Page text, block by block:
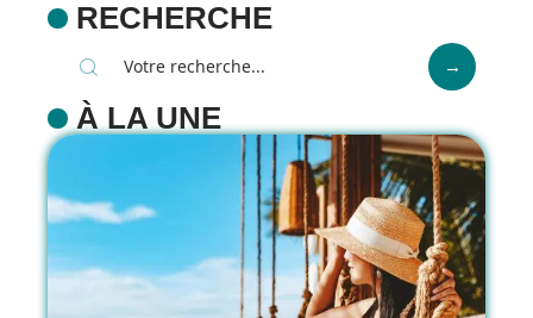
RECHERCHE
À LA UNE